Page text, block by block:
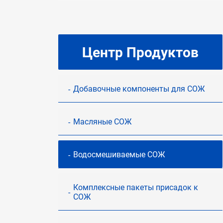
Центр Продуктов
Добавочные компоненты для СОЖ
Масляные СОЖ
Водосмешиваемые СОЖ
Комплексные пакеты присадок к
СОЖ